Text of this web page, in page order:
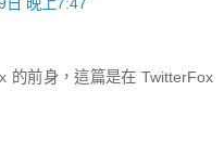
日 晚上7:47
的前身，這篇是在 TwitterFox